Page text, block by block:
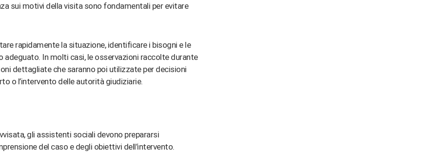
sui motivi della visita sono fondamentali per evitare
rapidamente la situazione, identificare i bisogni e le
adeguato. In molti casi, le osservazioni raccolte durante
dettagliate che saranno poi utilizzate per decisioni
o l’intervento delle autorità giudiziarie​​.
gli assistenti sociali devono prepararsi
del caso e degli obiettivi dell’intervento.